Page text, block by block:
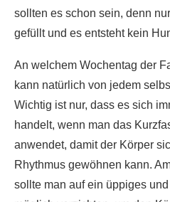
sollten es schon sein, denn
gefüllt und es entsteht kein
An welchem Wochentag der
kann natürlich von jedem
Wichtig ist nur, dass es sich
handelt, wenn man das
anwendet, damit der Körper
Rhythmus gewöhnen kann.
sollte man auf ein üppiges